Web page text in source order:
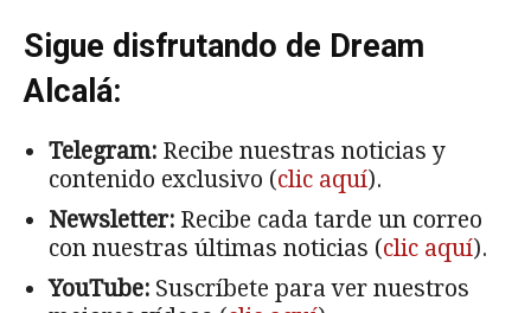
Sigue disfrutando de Dream
Alcalá:
Telegram: Recibe nuestras noticias y
contenido exclusivo (clic aquí).
Newsletter: Recibe cada tarde un correo
con nuestras últimas noticias (clic aquí).
YouTube: Suscríbete para ver nuestros